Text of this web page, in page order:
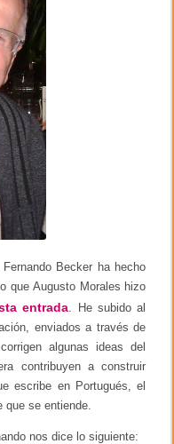
Becker ha hecho
que Augusto Morales hizo
entrada . He subido al
enviados a través de
algunas ideas del
contribuyen a construir
escribe en Portugués, el
se entiende.
nos dice lo siguiente: